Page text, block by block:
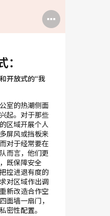
打
开
开放式的“我
室的热潮侧面
起。对于那些
区域开展个人
屏风或挡板来
对于经常要在
而言，他们更
既保障安全
控进退有度的
对区域作出调
新改造合作空
面墙一扇门，
密性配置。